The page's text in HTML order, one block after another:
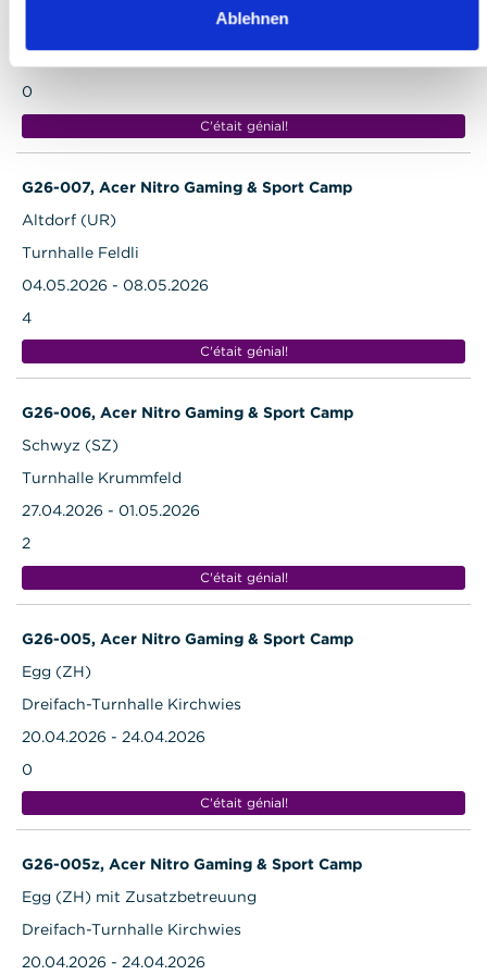
Ablehnen
0
C'était génial!
G26-007, Acer Nitro Gaming & Sport Camp
Altdorf (UR)
Turnhalle Feldli
04.05.2026 - 08.05.2026
4
C'était génial!
G26-006, Acer Nitro Gaming & Sport Camp
Schwyz (SZ)
Turnhalle Krummfeld
27.04.2026 - 01.05.2026
2
C'était génial!
G26-005, Acer Nitro Gaming & Sport Camp
Egg (ZH)
Dreifach-Turnhalle Kirchwies
20.04.2026 - 24.04.2026
0
C'était génial!
G26-005z, Acer Nitro Gaming & Sport Camp
Egg (ZH) mit Zusatzbetreuung
Dreifach-Turnhalle Kirchwies
20.04.2026 - 24.04.2026